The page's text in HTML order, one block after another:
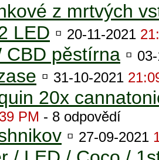
z mrtvých
LED ▫ 20-11-2021
CBD pěstírna ▫
▫ 31-10-2021
20x
PM - 8 odpovědí
▫ 27-09-2021